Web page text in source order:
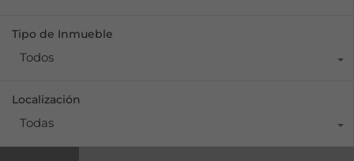
Tipo de Inmueble
Todos
Localización
Todas